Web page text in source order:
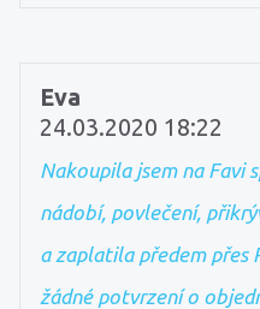
Eva
24.03.2020 18:22
Nakoupila jsem na Favi
nádobí, povlečení,
a zaplatila předem přes
žádné potvrzení o